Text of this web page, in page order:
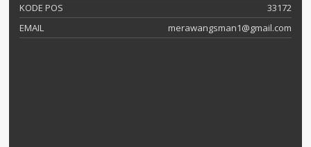
KODE POS
33172
EMAIL
merawangsman1@gmail.com